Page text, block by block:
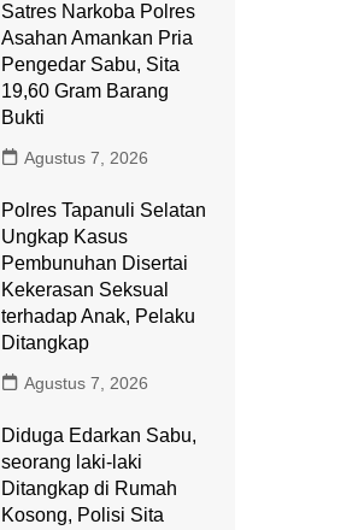
Satres Narkoba Polres
Asahan Amankan Pria
Pengedar Sabu, Sita
19,60 Gram Barang
Bukti
Agustus 7, 2026
Polres Tapanuli Selatan
Ungkap Kasus
Pembunuhan Disertai
Kekerasan Seksual
terhadap Anak, Pelaku
Ditangkap
Agustus 7, 2026
Diduga Edarkan Sabu,
seorang laki-laki
Ditangkap di Rumah
Kosong, Polisi Sita